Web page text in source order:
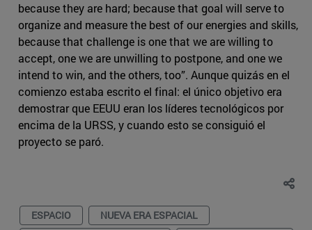
because they are hard; because that goal will serve to
organize and measure the best of our energies and skills,
because that challenge is one that we are willing to
accept, one we are unwilling to postpone, and one we
intend to win, and the others, too”. Aunque quizás en el
comienzo estaba escrito el final: el único objetivo era
demostrar que EEUU eran los líderes tecnológicos por
encima de la URSS, y cuando esto se consiguió el
proyecto se paró.
ESPACIO
NUEVA ERA ESPACIAL